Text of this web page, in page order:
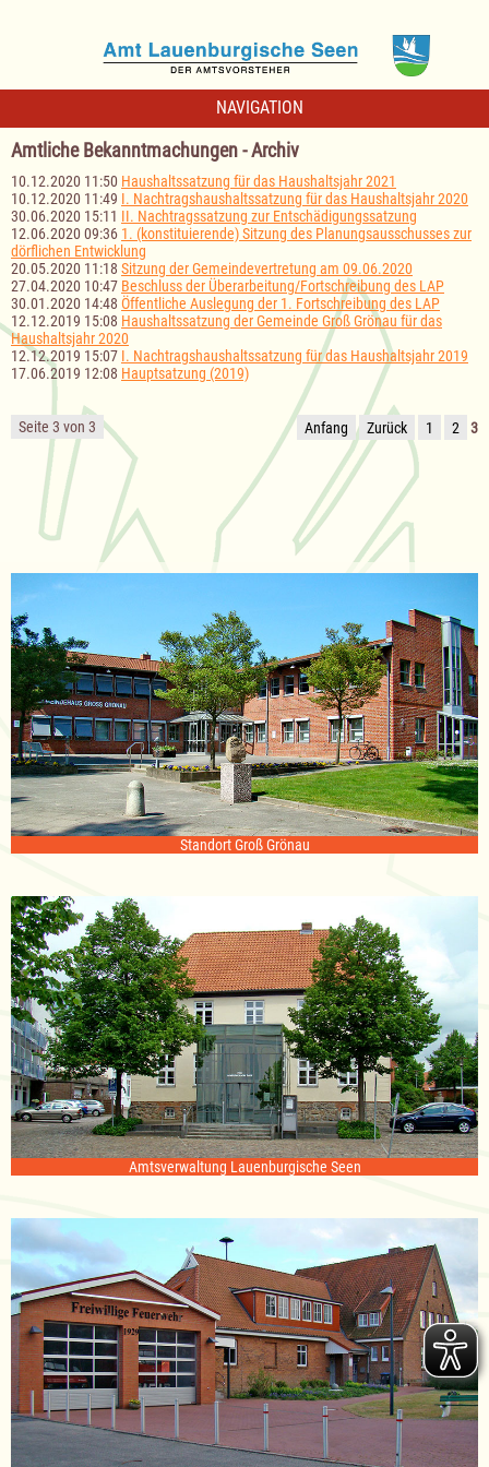
NAVIGATION
Amtliche Bekanntmachungen - Archiv
10.12.2020 11:50 Haushaltssatzung für das Haushaltsjahr 2021
10.12.2020 11:49 I. Nachtragshaushaltssatzung für das Haushaltsjahr 2020
30.06.2020 15:11 II. Nachtragssatzung zur Entschädigungssatzung
12.06.2020 09:36 1. (konstituierende) Sitzung des Planungsausschusses zur
dörflichen Entwicklung
20.05.2020 11:18 Sitzung der Gemeindevertretung am 09.06.2020
27.04.2020 10:47 Beschluss der Überarbeitung/Fortschreibung des LAP
30.01.2020 14:48 Öffentliche Auslegung der 1. Fortschreibung des LAP
12.12.2019 15:08 Haushaltssatzung der Gemeinde Groß Grönau für das
Haushaltsjahr 2020
12.12.2019 15:07 I. Nachtragshaushaltssatzung für das Haushaltsjahr 2019
17.06.2019 12:08 Hauptsatzung (2019)
Seite 3 von 3 Anfang Zurück 1 2 3
Standort Groß Grönau
Amtsverwaltung Lauenburgische Seen